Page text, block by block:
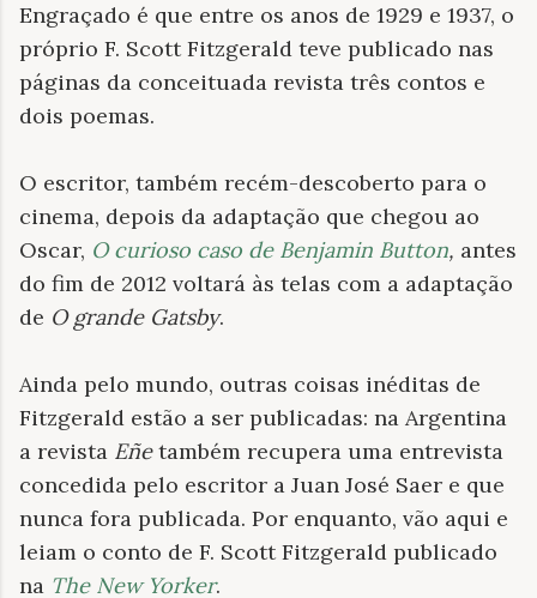
Engraçado é que entre os anos de 1929 e 1937, o
próprio F. Scott Fitzgerald teve publicado nas
páginas da conceituada revista três contos e
dois poemas.
O escritor, também recém-descoberto para o
cinema, depois da adaptação que chegou ao
Oscar, O curioso caso de Benjamin Button, antes
do fim de 2012 voltará às telas com a adaptação
de O grande Gatsby.
Ainda pelo mundo, outras coisas inéditas de
Fitzgerald estão a ser publicadas: na Argentina
a revista Eñetambém recupera uma entrevista
concedida pelo escritor a Juan José Saer e que
nunca fora publicada. Por enquanto, vão aqui e
leiam o conto de F. Scott Fitzgerald publicado
na The New Yorker.